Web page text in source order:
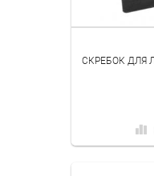
СКРЕБОК ДЛЯ